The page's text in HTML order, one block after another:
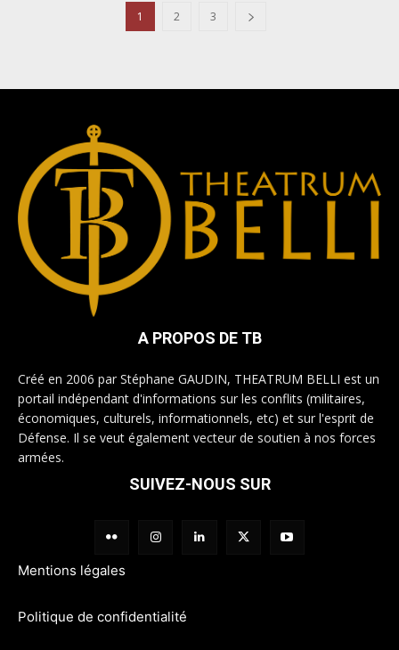
1 2 3
A PROPOS DE TB
Créé en 2006 par Stéphane GAUDIN, THEATRUM BELLI est un
portail indépendant d'informations sur les conflits (militaires,
économiques, culturels, informationnels, etc) et sur l'esprit de
Défense. Il se veut également vecteur de soutien à nos forces
armées.
SUIVEZ-NOUS SUR
Mentions légales
Politique de confidentialité